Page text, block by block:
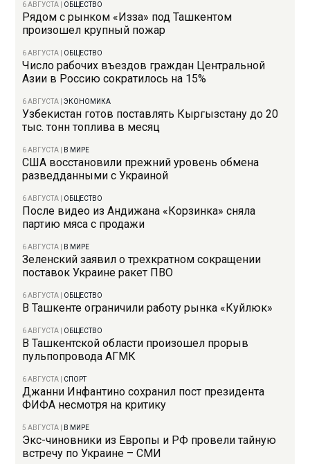
6 АВГУСТА ОБЩЕСТВО
Рядом с рынком «Изза» под Ташкентом
произошел крупный пожар
6 АВГУСТА ОБЩЕСТВО
Число рабочих въездов граждан Центральной
Азии в Россию сократилось на 15%
6 АВГУСТА |ЭКОНОМИКА
Узбекистан готов поставлять Кыргызстану до 20
тыс. тонн топлива в месяц
6 АВГУСТА В МИРЕ
США восстановили прежний уровень обмена
разведданными с Украиной
6 АВГУСТА ОБЩЕСТВО
После видео из Андижана «Корзинка» сняла
партию мяса с продажи
6 АВГУСТА В МИРЕ
Зеленский заявил о трехкратном сокращении
поставок Украине ракет ПВО
6 АВГУСТА ОБЩЕСТВО
В Ташкенте ограничили работу рынка «Куйлюк»
6 АВГУСТА ОБЩЕСТВО
В Ташкентской области произошел прорыв
пульпопровода АГМК
6 АВГУСТА СПОРТ
Джанни Инфантино сохранил пост президента
ФИФА несмотря на критику
5 АВГУСТА В МИРЕ
Экс-чиновники из Европы и РФ провели тайную
встречу по Украине – СМИ